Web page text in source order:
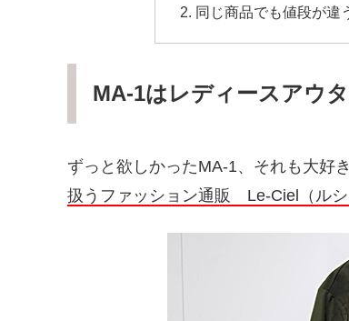
同じ商品でも値段が
MA-1はレディースアウ
ずっと欲しかったMA-1、それも大好
扱うファッション通販 Le-Ciel（ルシ